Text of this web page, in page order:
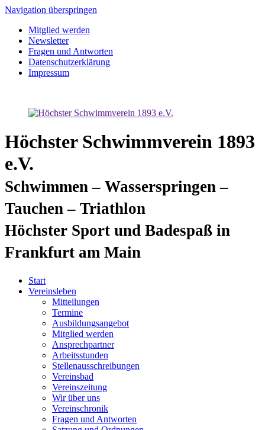
Navigation überspringen
Mitglied werden
Newsletter
Fragen und Antworten
Datenschutzerklärung
Impressum
Höchster Schwimmverein 1893
e.V.
Schwimmen – Wasserspringen –
Tauchen – Triathlon
Höchster Sport und Badespaß in
Frankfurt am Main
Start
Vereinsleben
Mitteilungen
Termine
Ausbildungsangebot
Mitglied werden
Ansprechpartner
Arbeitsstunden
Stellenausschreibungen
Vereinsbad
Vereinszeitung
Wir über uns
Vereinschronik
Fragen und Antworten